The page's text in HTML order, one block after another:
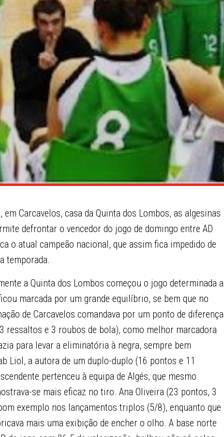
Carcavelos, casa da Quinta dos Lombos, as algesinas
defrontar o vencedor do jogo de domingo entre AD
o atual campeão nacional, que assim fica impedido de
temporada.
a Quinta dos Lombos começou o jogo determinada a
marcada por um grande equilíbrio, se bem que no
de Carcavelos comandava por um ponto de diferença
ressaltos e 3 roubos de bola), como melhor marcadora
para levar a eliminatória à negra, sempre bem
Liol, a autora de um duplo-duplo (16 pontos e 11
pertenceu à equipa de Algés, que mesmo
se mais eficaz no tiro. Ana Oliveira (23 pontos, 3
exemplo nos lançamentos triplos (5/8), enquanto que
mais uma exibição de encher o olho. A base norte